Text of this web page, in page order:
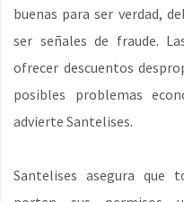
buenas para ser verdad,
ser señales de fraude.
ofrecer descuentos
posibles problemas
advierte Santelises.
Santelises asegura que